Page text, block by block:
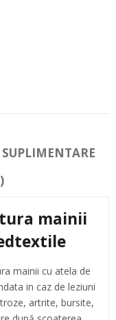
mainii
mainii cu atela de
in caz de leziuni
artrite, bursite,